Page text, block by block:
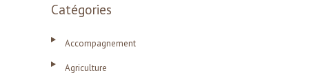
Catégories
Accompagnement
Agriculture